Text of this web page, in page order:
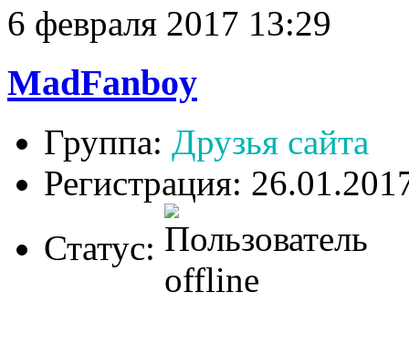
6 февраля 2017 13:29
MadFanboy
Группа: Друзья сайта
Регистрация:
Статус: